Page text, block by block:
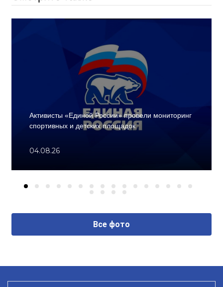
Активисты «Единой России» провели мониторинг
спортивных и детских площадок
04.08.26
Все фото